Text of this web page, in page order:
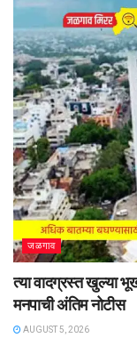
जळगाव
त्या वादग्रस्त खुल्या
मनपाची अंतिम नोटीस
AUGUST 5, 2026